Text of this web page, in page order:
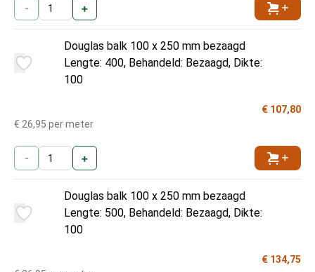
- +
Douglas balk 100 x 250 mm bezaagd
Lengte: 400, Behandeld: Bezaagd, Dikte:
100
€ 107,80
€ 26,95 per meter
- +
Douglas balk 100 x 250 mm bezaagd
Lengte: 500, Behandeld: Bezaagd, Dikte:
100
€ 134,75